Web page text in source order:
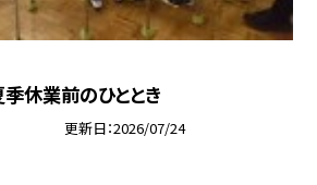
季休業前のひととき
更新日 2026/07/24